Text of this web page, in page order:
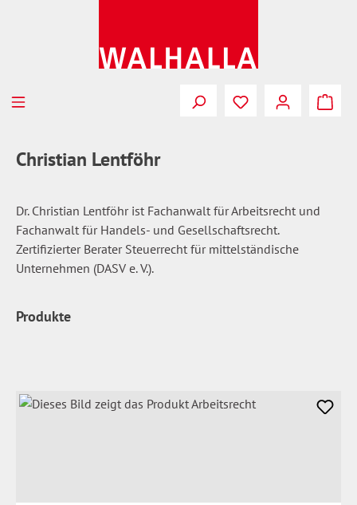
Du hast 0
Christian Lentföhr
Dr. Christian Lentföhr ist Fachanwalt für Arbeitsrecht und
Fachanwalt für Handels- und Gesellschaftsrecht.
Zertifizierter Berater Steuerrecht für mittelständische
Unternehmen (DASV e. V.).
Produkte